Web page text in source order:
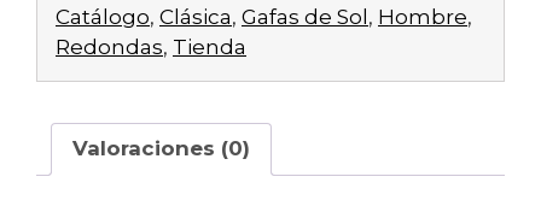
Catálogo, Clásica, Gafas de Sol, Hombre,
Redondas, Tienda
Valoraciones (0)